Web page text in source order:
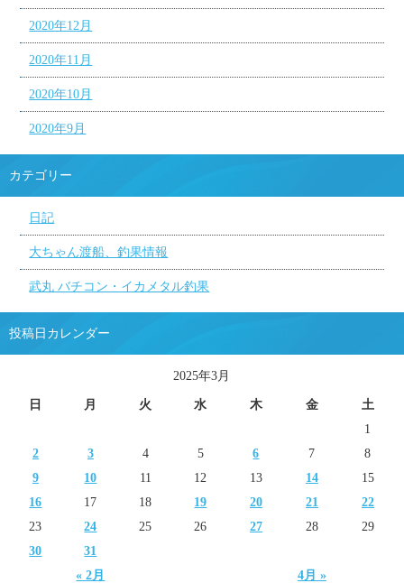
2020年12月
2020年11月
2020年10月
2020年9月
カテゴリー
日記
大ちゃん渡船、釣果情報
武丸 バチコン・イカメタル釣果
投稿日カレンダー
2025年3月
日 月 火 水 木 金 土
« 2月 4月 »
1
2
3 4 5 6 7
8
9
10 11 12 13 14
15
16
17 18 19 20 21
22
23
24 25 26 27 28
29
30
31